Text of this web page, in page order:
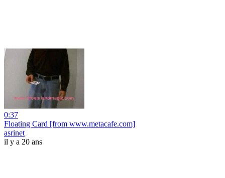
0:37
Floating Card [from www.metacafe.com]
asrinet
il y a 20 ans